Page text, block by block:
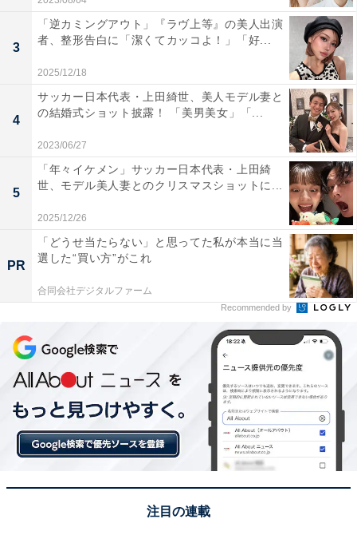
3
「逆カミングアウト」『ラヴ上等』の美人出演
者、整形告白に「潔くてカッコよ！」「好...
2025/12/18
4
サッカー日本代表・上田綺世、美人モデル妻と
の結婚式ショット披露！ 「美男美女」「...
2023/06/27
5
「年々イケメン」サッカー日本代表・上田綺
世、モデル美人妻とのクリスマスショットに...
2025/12/26
PR
「どうせ当たらない」と思ってた私が本当に当
選した“買い方”がこれ
合同会社デジタルファーム
Recommended by
注目の連載